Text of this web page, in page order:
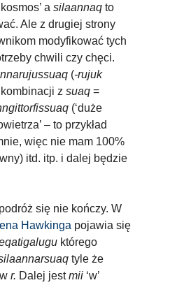
a silaannaq to
Ale z drugiej strony
modyfikować tych
chwili czy chęci.
(-rujuk
kombinacji z suaq =
(‘duże
– to przykład
więc nie mam 100%
itd. itp. i dalej będzie
się nie kończy. W
Hawkinga pojawia się
którego
tyle że
r. Dalej jestmii ‘w’